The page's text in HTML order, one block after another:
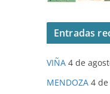
Entradas
VIÑA 4 de
MENDOZA 4